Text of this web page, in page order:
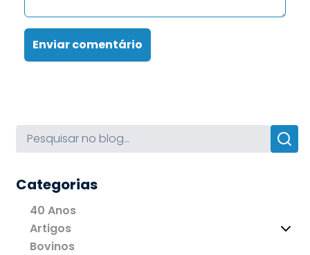
Enviar comentário
Categorias
40 Anos
Artigos
Bovinos